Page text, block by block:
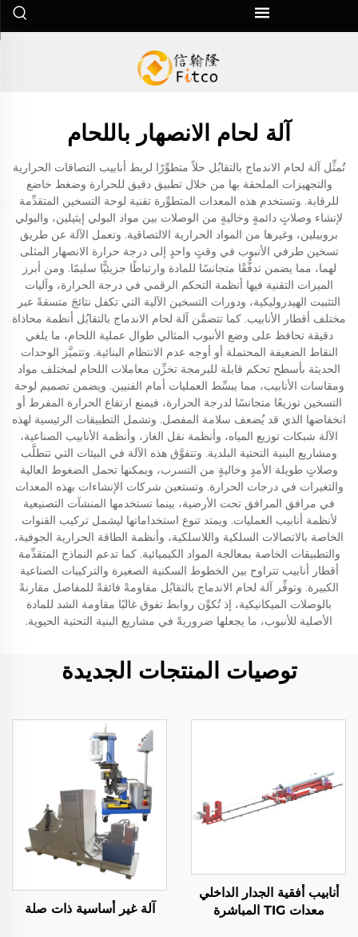
آلة لحام الانصهار باللحام
تُمثِّل آلة لحام الاندماج بالتقابُل حلاً متطوِّرًا لربط أنابيب التصاقات الحرارية
والتجهيزات الملحقة بها من خلال تطبيق دقيق للحرارة وضغط خاضع
للرقابة. وتستخدم هذه المعدات المتطوِّرة تقنية لوحة التسخين المتقدِّمة
لإنشاء وصلاتٍ دائمةٍ وخاليةٍ من الوصلات بين مواد البولي إيثيلين، والبولي
بروبيلين، وغيرها من المواد الحرارية الالتصاقية. وتعمل الآلة عن طريق
تسخين طرفي الأنبوب في وقتٍ واحدٍ إلى درجة حرارة الانصهار المثلى
لهما، مما يضمن تدفُّقًا متجانسًا للمادة وارتباطًا جزيئيًّا سليمًا. ومن أبرز
الميزات التقنية فيها أنظمة التحكم الرقمي في درجة الحرارة، وآليات
التثبيت الهيدروليكية، ودورات التسخين الآلية التي تكفل نتائجَ متسقةً عبر
مختلف أقطار الأنابيب. كما تتضمَّن آلة لحام الاندماج بالتقابُل أنظمة محاذاة
دقيقة تحافظ على وضع الأنبوب المثالي طوال عملية اللحام، ما يلغي
النقاط الضعيفة المحتملة أو أوجه عدم الانتظام البنائية. وتتميَّز الوحدات
الحديثة بأسطح تحكم قابلة للبرمجة تخزِّن معاملات اللحام لمختلف مواد
ومقاسات الأنابيب، مما يبسِّط العمليات أمام الفنيين. ويضمن تصميم لوحة
التسخين توزيعًا متجانسًا لدرجة الحرارة، فيمنع ارتفاع الحرارة المفرط أو
انخفاضها الذي قد يُضعف سلامة المفصل. وتشمل التطبيقات الرئيسية لهذه
الآلة شبكات توزيع المياه، وأنظمة نقل الغاز، وأنظمة الأنابيب الصناعية،
ومشاريع البنية التحتية البلدية. وتتفوَّق هذه الآلة في البيئات التي تتطلَّب
وصلاتٍ طويلة الأمدٍ وخاليةٍ من التسرب، ويمكنها تحمل الضغوط العالية
والتغيرات في درجات الحرارة. وتستعين شركات الإنشاءات بهذه المعدات
في مرافق المرافق تحت الأرضية، بينما تستخدمها المنشآت التصنيعية
لأنظمة أنابيب العمليات. ويمتد تنوع استخداماتها ليشمل تركيب القنوات
الخاصة بالاتصالات السلكية واللاسلكية، وأنظمة الطاقة الحرارية الجوفية،
والتطبيقات الخاصة بمعالجة المواد الكيميائية. كما تدعم النماذج المتقدِّمة
أقطار أنابيب تتراوح بين الخطوط السكنية الصغيرة والتركيبات الصناعية
الكبيرة. وتوفِّر آلة لحام الاندماج بالتقابُل مقاومةً فائقةً للمفاصل مقارنةً
بالوصلات الميكانيكية، إذ تُكوِّن روابط تفوق غالبًا مقاومة الشد للمادة
الأصلية للأنبوب، ما يجعلها ضروريةً في مشاريع البنية التحتية الحيوية.
توصيات المنتجات الجديدة
أنابيب أفقية الجدار الداخلي
معدات TIG المباشرة
آلة غير أساسية ذات صلة